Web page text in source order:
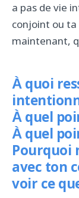
a pas de vie
conjoint ou ta
maintenant,
À quoi
À quel
À quel
Pourquoi
avec ton
voir ce